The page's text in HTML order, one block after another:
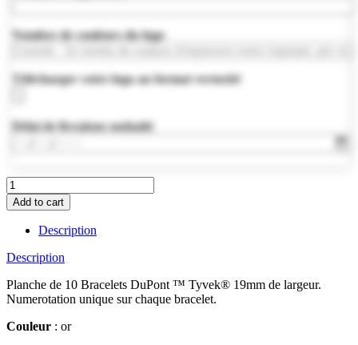
Nombre de couleurs du logo
Télécharger votre logo au format vectoriel
Délai de livraison souhaité
MO8942-
98
quantity
Add to cart
Description
Description
Planche de 10 Bracelets DuPont ™ Tyvek® 19mm de largeur.
Numerotation unique sur chaque bracelet.
Couleur : or